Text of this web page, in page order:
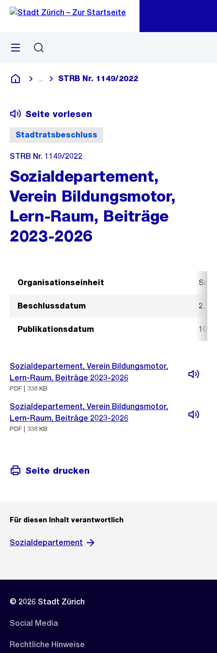
Navigation
Sprunglink
Menü
Deutsch
Blende alle Breadcrumbs ein
STRB Nr. 1149/2022
Stadtratsbeschluss
Seite vorlesen
STRB Nr. 1149/2022
Sozialdepartement,
Verein Bildungsmotor,
Lern-Raum, Beiträge
2023-2026
Organisationseinheit
Beschlussdatum 2.
Publikationsdatum 10.
Sozialdepartement, Verein Bildungsmotor,
Lern-Raum, Beiträge 2023-2026
PDF | 338 KB
Sozialdepartement, Verein Bildungsmotor,
Lern-Raum, Beiträge 2023-2026
PDF | 338 KB
Seite drucken
Für diesen Inhalt verantwortlich
Sozialdepartement
© 2026 Stadt Zürich
Social Media
Rechtliche Hinweise